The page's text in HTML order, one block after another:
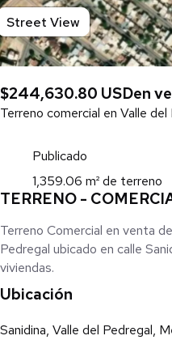
Street View
$244,630.80 USDen
Terreno comercial en Valle
Publicado
1,359.06 m² de terreno
TERRENO -
Terreno Comercial en venta
Pedregal ubicado en calle
viviendas.
Ubicación
Sanidina, Valle del Pedregal,